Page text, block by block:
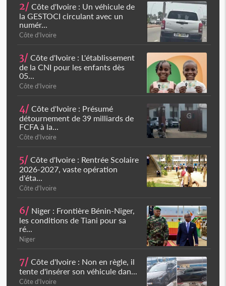
2/ Côte d'Ivoire : Un véhicule de
la GESTOCI circulant avec un
numér...
Côte d'Ivoire
3/ Côte d'Ivoire : L'établissement
de la CNI pour les enfants dès
05...
Côte d'Ivoire
4/ Côte d'Ivoire : Présumé
détournement de 39 milliards de
FCFA à la...
Côte d'Ivoire
5/ Côte d'Ivoire : Rentrée Scolaire
2026-2027, vaste opération
d'éta...
Côte d'Ivoire
6/ Niger : Frontière Bénin-Niger,
les conditions de Tiani pour sa
ré...
Niger
7/ Côte d'Ivoire : Non en règle, il
tente d'insérer son véhicule dan...
Côte d'Ivoire